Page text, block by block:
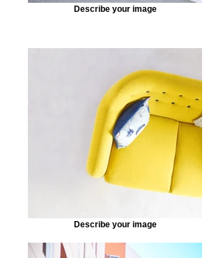
Describe your image
Describe your image